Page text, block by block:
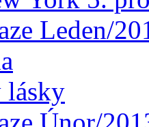
Leden/
lásky